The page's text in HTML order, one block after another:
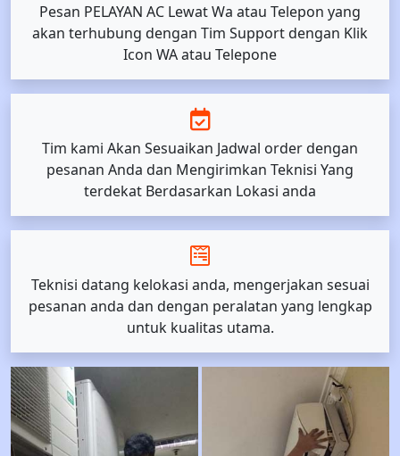
Pesan PELAYAN AC Lewat Wa atau Telepon yang
akan terhubung dengan Tim Support dengan Klik
Icon WA atau Telepone
Tim kami Akan Sesuaikan Jadwal order dengan
pesanan Anda dan Mengirimkan Teknisi Yang
terdekat Berdasarkan Lokasi anda
Teknisi datang kelokasi anda, mengerjakan sesuai
pesanan anda dan dengan peralatan yang lengkap
untuk kualitas utama.